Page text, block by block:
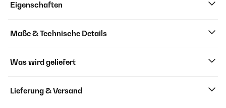
Eigenschaften
Maße & Technische Details
Was wird geliefert
Lieferung & Versand